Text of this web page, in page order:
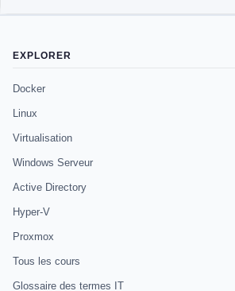
EXPLORER
Docker
Linux
Virtualisation
Windows Serveur
Active Directory
Hyper-V
Proxmox
Tous les cours
Glossaire des termes IT